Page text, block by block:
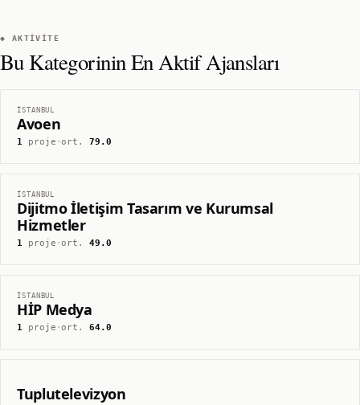
◆ AKTIVITE
Bu Kategorinin En Aktif Ajansları
İSTANBUL
Avoen
1proje ·ort.79.0
İSTANBUL
Dijitmo İletişim Tasarım ve Kurumsal
Hizmetler
1proje ·ort.49.0
İSTANBUL
HİP Medya
1proje ·ort.64.0
Tuplutelevizyon